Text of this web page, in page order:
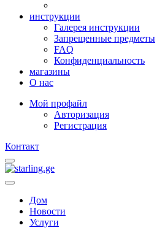
инструкции
Галерея инструкции
Запрещенные предметы
FAQ
Конфиденциальность
магазины
O нас
Мой профайл
Авторизация
Регистрация
Контакт
Дом
Новости
Услуги